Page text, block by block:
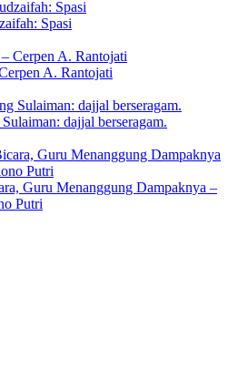
Spasi
A. Rantojati
dajjal berseragam.
Guru Menanggung Dampaknya –
Putri